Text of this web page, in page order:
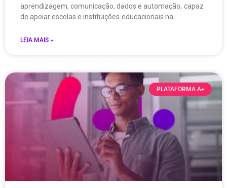
aprendizagem, comunicação, dados e automação, capaz
de apoiar escolas e instituições educacionais na
LEIA MAIS »
PLATAFORMA A+